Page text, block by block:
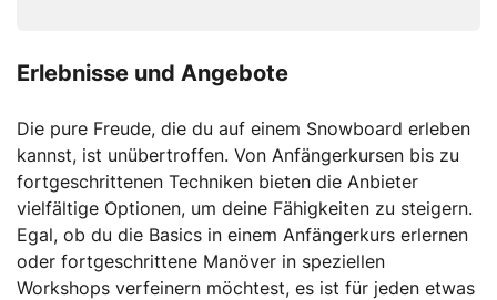
Erlebnisse und Angebote
Die pure Freude, die du auf einem Snowboard erleben
kannst, ist unübertroffen. Von Anfängerkursen bis zu
fortgeschrittenen Techniken bieten die Anbieter
vielfältige Optionen, um deine Fähigkeiten zu steigern.
Egal, ob du die Basics in einem Anfängerkurs erlernen
oder fortgeschrittene Manöver in speziellen
Workshops verfeinern möchtest, es ist für jeden etwas